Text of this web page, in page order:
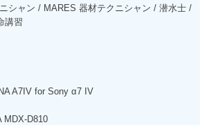
シャン / MARES 器材テクニシャン / 潜水士 /
講習
A7IV for Sony α7 IV
MDX-D810